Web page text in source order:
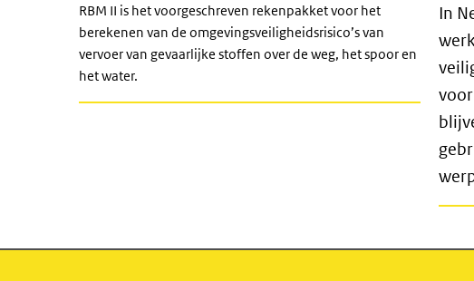
RBM II is het voorgeschreven rekenpakket voor het
berekenen van de omgevingsveiligheidsrisico’s van
vervoer van gevaarlijke stoffen over de weg, het spoor en
het water.
In